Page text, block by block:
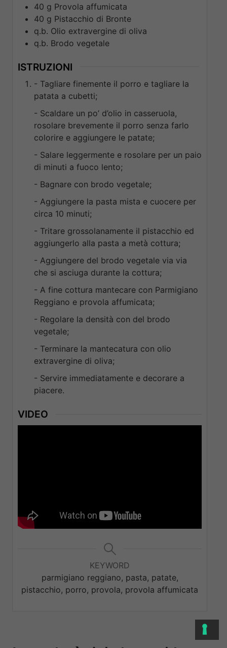
40 g Provola affumicata
40 g Pistacchio di Bronte
q.b. Olio extravergine di oliva
q.b. Brodo vegetale
ISTRUZIONI
- Tagliare finemente il porro e tagliare la
patata a cubetti;
- Scaldare un po’ d’olio in casseruola,
rosolare brevemente il porro senza farlo
colorire e aggiungere le patate;
- Salare leggermente e rosolare per un paio
di minuti a fuoco lento;
- Bagnare con brodo vegetale;
- Aggiungere la pasta mista e cuocere per
circa 10 minuti;
- Tritare grossolanamente il pistacchio ed
aggiungerlo alla pasta a metà cottura;
- Aggiungere del brodo vegetale via via
che si asciuga durante la cottura;
- A fine cottura mantecare con Parmigiano
Reggiano e provola affumicata;
- Regolare la densità con del brodo
vegetale;
- Terminare la mantecatura con olio
extravergine di oliva;
- Servire immediatamente e decorare a
piacere.
VIDEO
KEYWORD
parmigiano reggiano, pasta, patate,
pistacchio, porro, provola, provola affumicata